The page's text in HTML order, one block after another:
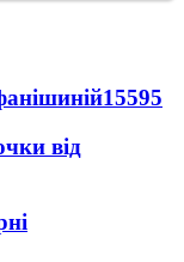
15595
від